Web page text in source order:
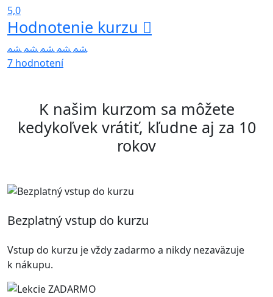
5,0
Hodnotenie kurzu
7 hodnotení
K našim kurzom sa môžete
kedykoľvek vrátiť, kľudne aj za 10
rokov
Bezplatný vstup do kurzu
Vstup do kurzu je vždy zadarmo a nikdy nezaväzuje
k nákupu.